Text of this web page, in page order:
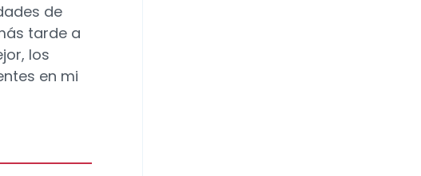
de
tarde a
los
en mi